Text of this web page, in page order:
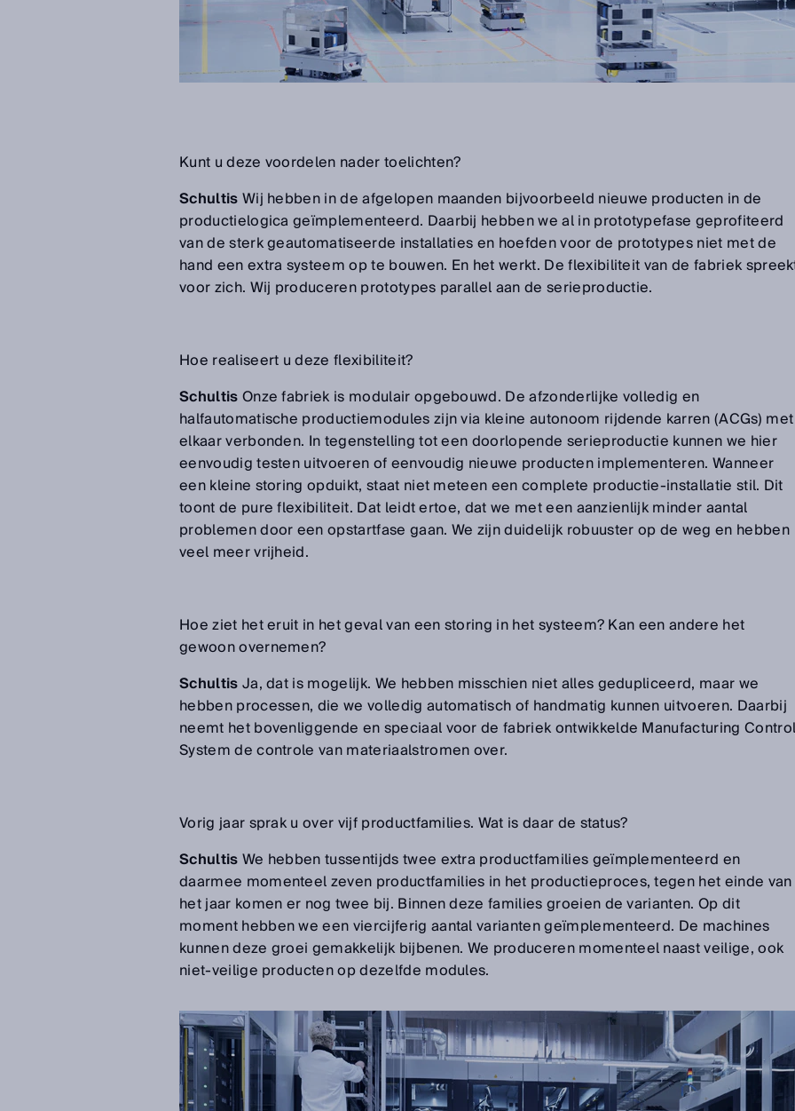
Kunt u deze voordelen nader toelichten?
SchultisWij hebben in de afgelopen maanden bijvoorbeeld nieuwe producten in de
productielogica geïmplementeerd. Daarbij hebben we al in prototypefase geprofiteerd
van de sterk geautomatiseerde installaties en hoefden voor de prototypes niet met de
hand een extra systeem op te bouwen. En het werkt. De flexibiliteit van de fabriek
voor zich. Wij produceren prototypes parallel aan de serieproductie.
Hoe realiseert u deze flexibiliteit?
SchultisOnze fabriek is modulair opgebouwd. De afzonderlijke volledig en
halfautomatische productiemodules zijn via kleine autonoom rijdende karren (ACGs) met
elkaar verbonden. In tegenstelling tot een doorlopende serieproductie kunnen we hier
eenvoudig testen uitvoeren of eenvoudig nieuwe producten implementeren. Wanneer
een kleine storing opduikt, staat niet meteen een complete productie-installatie stil. Dit
toont de pure flexibiliteit. Dat leidt ertoe, dat we met een aanzienlijk minder aantal
problemen door een opstartfase gaan. We zijn duidelijk robuuster op de weg en hebben
veel meer vrijheid.
Hoe ziet het eruit in het geval van een storing in het systeem? Kan een andere het
gewoon overnemen?
SchultisJa, dat is mogelijk. We hebben misschien niet alles gedupliceerd, maar we
hebben processen, die we volledig automatisch of handmatig kunnen uitvoeren. Daarbij
neemt het bovenliggende en speciaal voor de fabriek ontwikkelde Manufacturing
System de controle van materiaalstromen over.
Vorig jaar sprak u over vijf productfamilies. Wat is daar de status?
SchultisWe hebben tussentijds twee extra productfamilies geïmplementeerd en
daarmee momenteel zeven productfamilies in het productieproces, tegen het einde van
het jaar komen er nog twee bij. Binnen deze families groeien de varianten. Op dit
moment hebben we een viercijferig aantal varianten geïmplementeerd. De machines
kunnen deze groei gemakkelijk bijbenen. We produceren momenteel naast veilige, ook
niet-veilige producten op dezelfde modules.